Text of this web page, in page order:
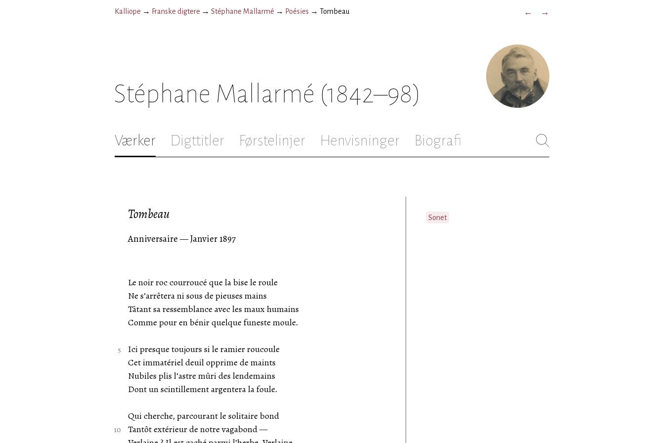
Kalliope → Franske digtere → Stéphane Mallarmé → Poésies → Tombeau ← →
Stéphane Mallarmé (1842–98)
Værker Digttitler Førstelinjer Henvisninger Biografi
Tombeau
Anniversaire — Janvier 1897
Le noir roc courroucé que la bise le roule
Ne s’arrêtera ni sous de pieuses mains
Tâtant sa ressemblance avec les maux humains
Comme pour en bénir quelque funeste moule.
Ici presque toujours si le ramier roucoule
Cet immatériel deuil opprime de maints
Nubiles plis l’astre mûri des lendemains
Dont un scintillement argentera la foule.
Qui cherche, parcourant le solitaire bond
Tantôt extérieur de notre vagabond —
Sonet